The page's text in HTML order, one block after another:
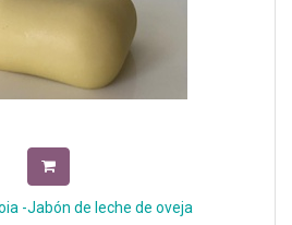
-Jabón de leche de oveja